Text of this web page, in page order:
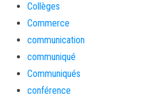
Collèges
Commerce
communication
communiqué
Communiqués
conférence